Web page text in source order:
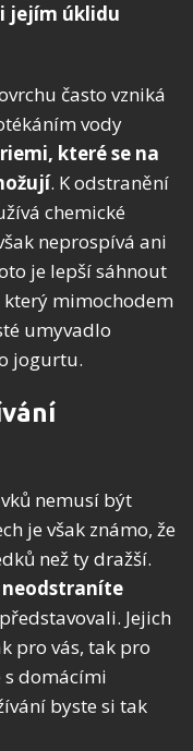
jejím úklidu
často vzniká
vody
které se na
. K odstranění
chemické
neprospívá ani
je lepší sáhnout
mimochodem
umyvadlo
jogurtu.
nemusí být
je však známo, že
než ty dražší.
Jejich
pro vás, tak pro
s domácími
byste si tak